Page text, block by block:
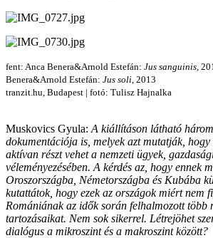
fent: Anca Benera&Arnold Estefán: Jus sanguinis ,
Benera&Arnold Estefán: Jus soli , 2013
tranzit.hu, Budapest | fotó: Tulisz Hajnalka
Muskovics Gyula: A kiállításon látható
dokumentációja is, melyek azt mutatják, hogy
aktívan részt vehet a nemzeti ügyek,
véleményezésében. A kérdés az, hogy ennek
Oroszországba, Németországba és Kubába
kutattátok, hogy ezek az országok miért nem
Romániának az idők során felhalmozott több
tartozásaikat. Nem sok sikerrel. Létrejöhet
dialógus a mikroszint és a makroszint között?